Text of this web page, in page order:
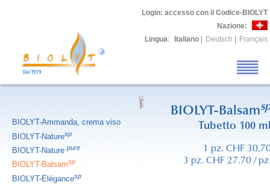
Login: accesso con il Codice-BIOLYT
Nazione:
Lingua: Italiano Deutsch Français
BIOLYT-Ammanda, crema viso
BIOLYT-Naturesp
BIOLYT-Naturepure
BIOLYT-Balsamsp
BIOLYT-Elégancesp
BIOLYT-Balsam
Tubetto 100
1 pz. CHF
3 pz. CHF 27.70 /